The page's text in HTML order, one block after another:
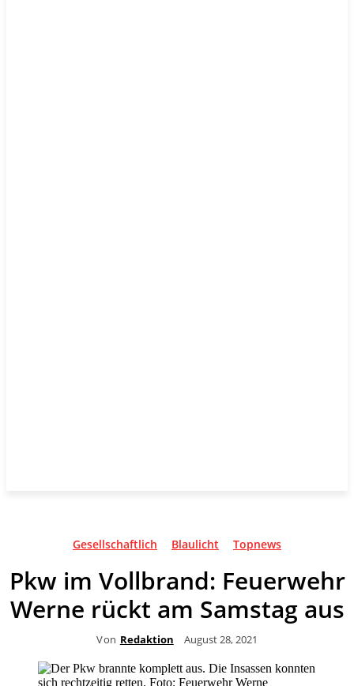
Gesellschaftlich Blaulicht Topnews
Pkw im Vollbrand: Feuerwehr
Werne rückt am Samstag aus
Von Redaktion August 28, 2021